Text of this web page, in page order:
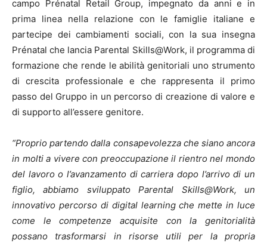
campo Prénatal Retail Group, impegnato da anni e in
prima linea nella relazione con le famiglie italiane e
partecipe dei cambiamenti sociali, con la sua insegna
Prénatal che lancia Parental Skills@Work, il programma di
formazione che rende le abilità genitoriali uno strumento
di crescita professionale e che rappresenta il primo
passo del Gruppo in un percorso di creazione di valore e
di supporto all’essere genitore.
“Proprio partendo dalla consapevolezza che siano ancora
in molti a vivere con preoccupazione il rientro nel mondo
del lavoro o l’avanzamento di carriera dopo l’arrivo di un
figlio, abbiamo sviluppato Parental Skills@Work, un
innovativo percorso di digital learning che mette in luce
come le competenze acquisite con la genitorialità
possano trasformarsi in risorse utili per la propria